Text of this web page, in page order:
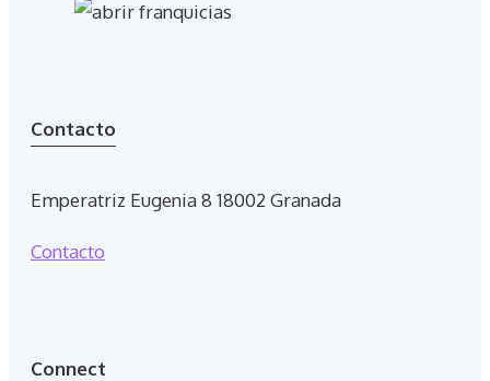
Contacto
Emperatriz Eugenia 8 18002 Granada
Contacto
Connect